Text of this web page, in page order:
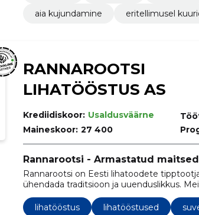
aia kujundamine
eritellimusel
RANNAROOTSI
LIHATÖÖSTUS AS
Krediidiskoor: Usaldusväärne
Maineskoor: 27 400
Rannarootsi - Armastatud
Rannarootsi on Eesti lihatoodete
ühendada traditsioon ja uuenduslikkus.
eestlase lauale1
lihatööstus lihatööstused